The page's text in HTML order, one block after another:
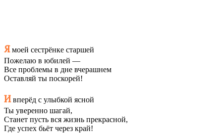
Ямоей сестрёнке старшей
Пожелаю в юбилей —
Все проблемы в дне вчерашнем
Оставляй ты поскорей!
Ивперёд с улыбкой ясной
Ты уверенно шагай,
Станет пусть вся жизнь прекрасной,
Где успех бьёт через край!